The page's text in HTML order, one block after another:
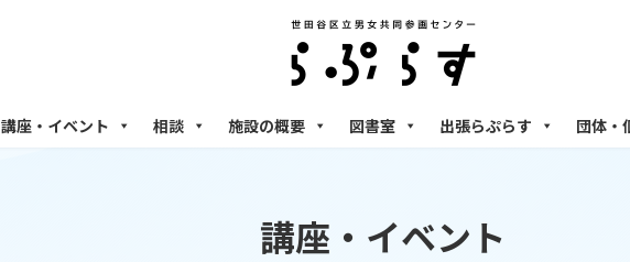
講座・イベント 相談 施設の概要 図書室 出張らぷらす 団体・
講座・イベント